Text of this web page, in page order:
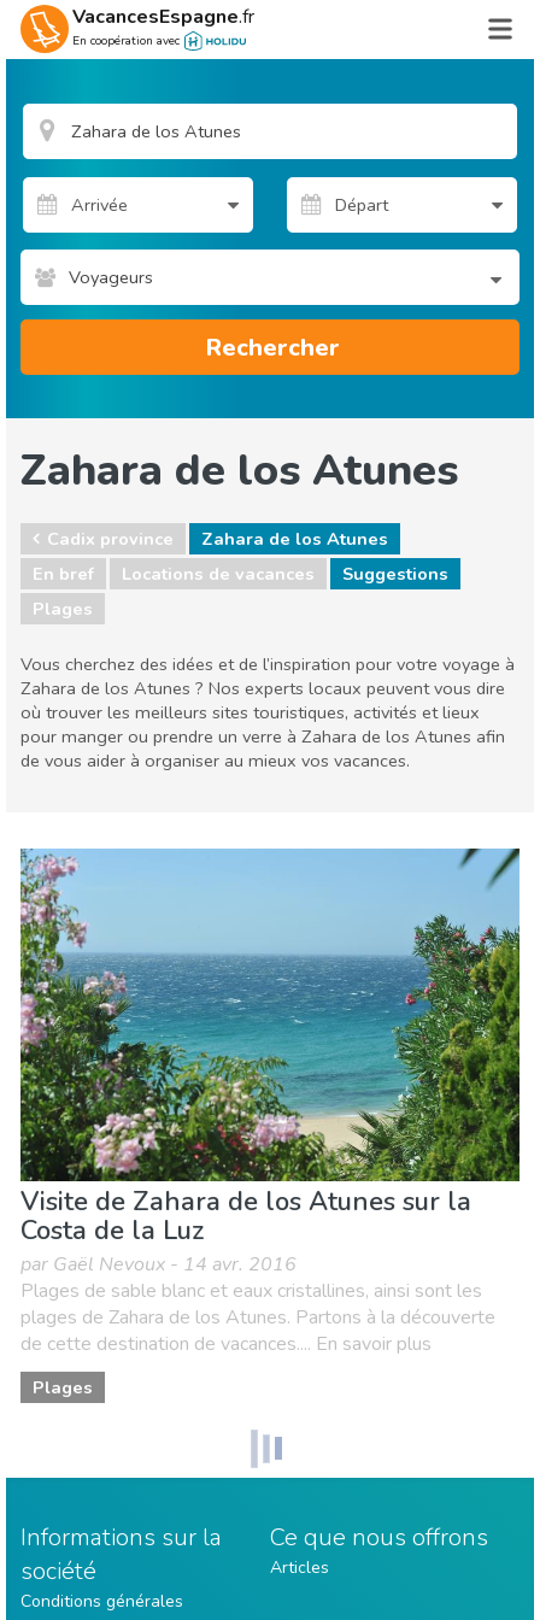
VacancesEspagne.fr
En coopération avec
Voyageurs
Rechercher
Zahara de los Atunes
Cadix province
Zahara de los Atunes
En bref
Locations de vacances
Suggestions
Plages
Vous cherchez des idées et de l’inspiration pour votre voyage à
Zahara de los Atunes ? Nos experts locaux peuvent vous dire
où trouver les meilleurs sites touristiques, activités et lieux
pour manger ou prendre un verre à Zahara de los Atunes afin
de vous aider à organiser au mieux vos vacances.
Plages
Visite de Zahara de los Atunes sur la
Costa de la Luz
par Gaël Nevoux - 14 avr. 2016
Plages de sable blanc et eaux cristallines, ainsi sont les
plages de Zahara de los Atunes. Partons à la découverte
de cette destination de vacances.... En savoir plus
Plages
Informations sur la
société
Conditions générales
Ce que nous offrons
Articles